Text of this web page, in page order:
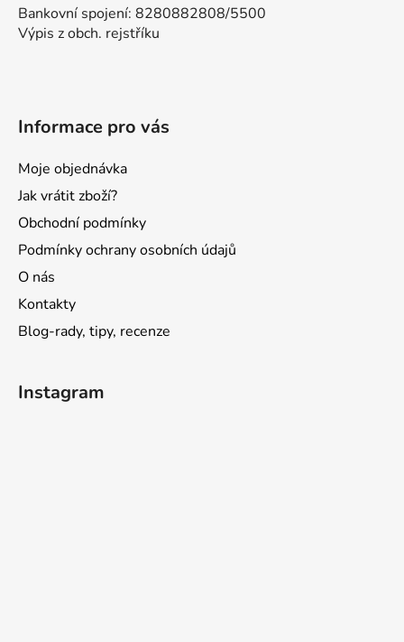
Bankovní spojení: 8280882808/5500
Výpis z obch. rejstříku
Informace pro vás
Moje objednávka
Jak vrátit zboží?
Obchodní podmínky
Podmínky ochrany osobních údajů
O nás
Kontakty
Blog-rady, tipy, recenze
Instagram